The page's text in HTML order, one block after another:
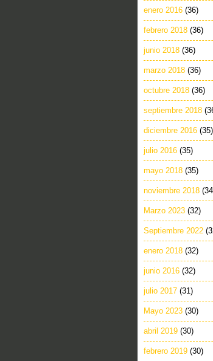
enero 2016 (36)
febrero 2018 (36)
junio 2018 (36)
marzo 2018 (36)
octubre 2018 (36)
septiembre 2018
diciembre 2016 (35)
julio 2016 (35)
mayo 2018 (35)
noviembre 2018
Marzo 2023 (32)
Septiembre 2022
enero 2018 (32)
junio 2016 (32)
julio 2017 (31)
Mayo 2023 (30)
abril 2019 (30)
febrero 2019 (30)